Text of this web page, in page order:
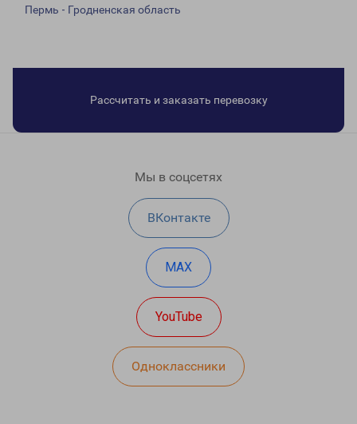
Пермь - Гродненская область
Рассчитать и заказать перевозку
Мы в соцсетях
ВКонтакте
MAX
YouTube
Одноклассники